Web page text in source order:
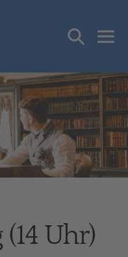
Suche-
Uhr)